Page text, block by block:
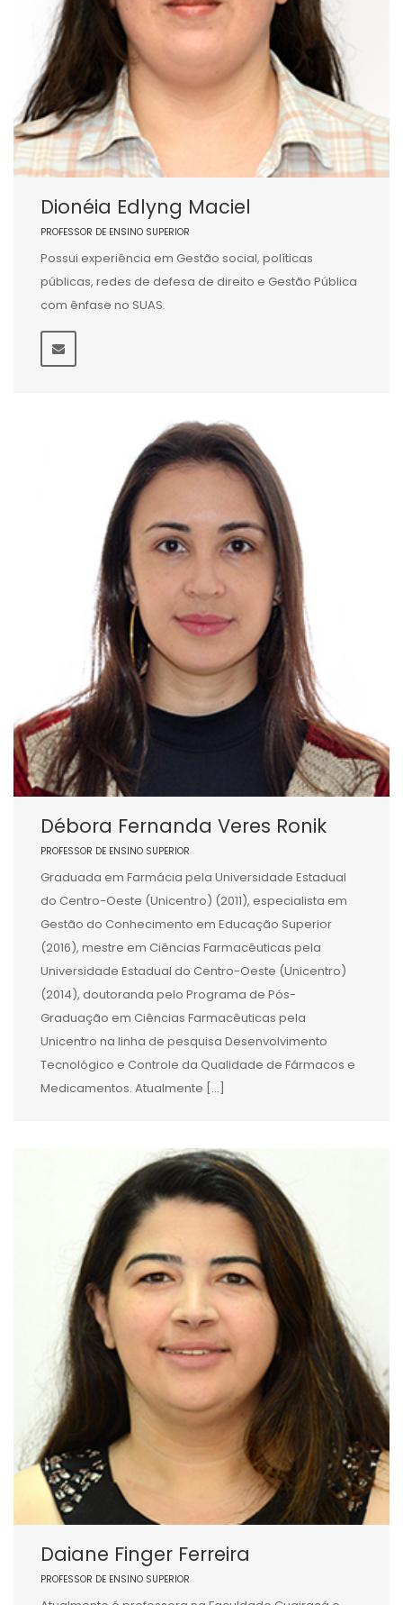
Dionéia Edlyng Maciel
PROFESSOR DE ENSINO SUPERIOR
Possui experiência em Gestão social, políticas
públicas, redes de defesa de direito e Gestão Pública
com ênfase no SUAS.
Débora Fernanda Veres Ronik
PROFESSOR DE ENSINO SUPERIOR
Graduada em Farmácia pela Universidade Estadual
do Centro-Oeste (Unicentro) (2011), especialista em
Gestão do Conhecimento em Educação Superior
(2016), mestre em Ciências Farmacêuticas pela
Universidade Estadual do Centro-Oeste (Unicentro)
(2014), doutoranda pelo Programa de Pós-
Graduação em Ciências Farmacêuticas pela
Unicentro na linha de pesquisa Desenvolvimento
Tecnológico e Controle da Qualidade de Fármacos e
Medicamentos. Atualmente […]
Daiane Finger Ferreira
PROFESSOR DE ENSINO SUPERIOR